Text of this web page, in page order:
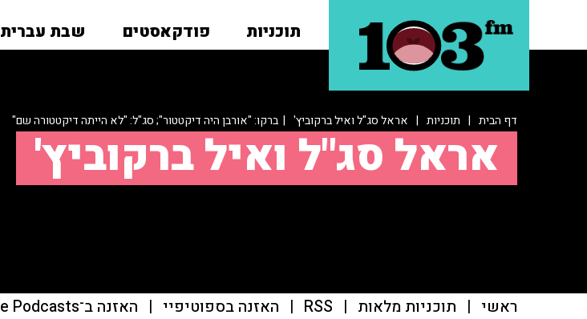
תוכניות פודקאסטים שבת עברית
דף הבית | תוכניות | אראל סג"ל ואיל ברקוביץ' | ברקו: "אורבן היה דיקטטור"; סג"ל: "לא הייתה דיקטטורה שם"
אראל סג"ל ואיל ברקוביץ'
ראשי | תוכניות מלאות |
RSS
| האזנה בספוטיפיי | האזנה ב־Apple Podcasts